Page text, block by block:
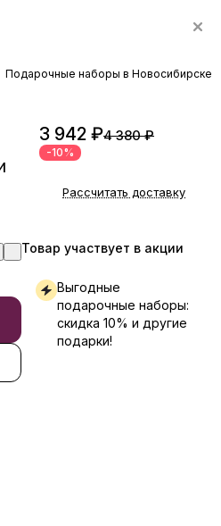
Подарочные наборы в Новосибирске
3 942 ₽4 380 ₽
-10%
Рассчитать доставку
Товар участвует в акции
Выгодные
подарочные наборы:
скидка 10% и другие
подарки!